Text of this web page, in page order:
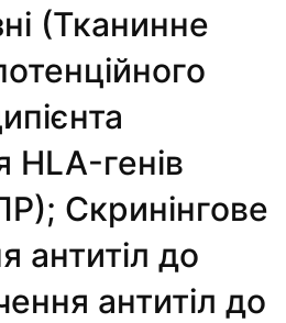
(Тканинне
HLA-генів
Скринінгове
антитіл до
антитіл до